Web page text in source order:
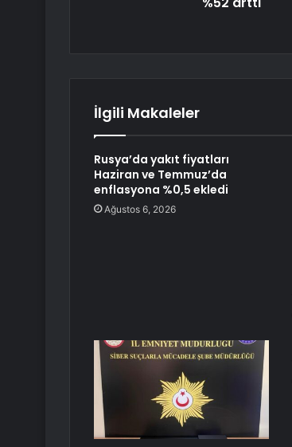
İlgili Makaleler
Rusya’da yakıt fiyatları
Haziran ve Temmuz’da
enflasyona %0,5 ekledi
Ağustos 6, 2026